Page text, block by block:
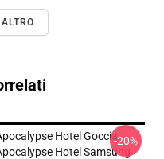
Hotel Goccia
Hotel Samsung
-20%